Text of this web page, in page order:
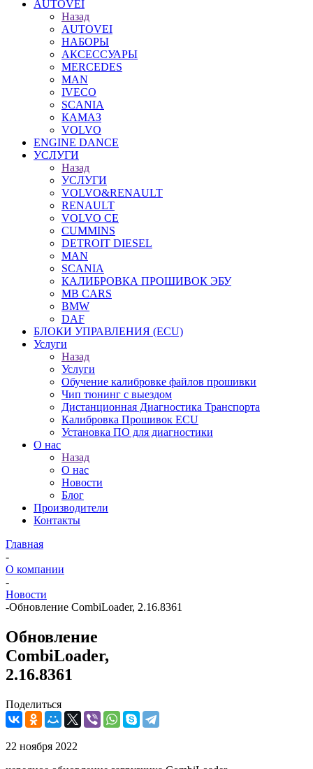
AUTOVEI
Назад
AUTOVEI
НАБОРЫ
АКСЕССУАРЫ
MERCEDES
MAN
IVECO
SCANIA
КАМАЗ
VOLVO
ENGINE DANCE
УСЛУГИ
Назад
УСЛУГИ
VOLVO&RENAULT
RENAULT
VOLVO CE
CUMMINS
DETROIT DIESEL
MAN
SCANIA
КАЛИБРОВКА ПРОШИВОК ЭБУ
MB CARS
BMW
DAF
БЛОКИ УПРАВЛЕНИЯ (ECU)
Услуги
Назад
Услуги
Обучение калибровке файлов прошивки
Чип тюнинг с выездом
Дистанционная Диагностика Транспорта
Калибровка Прошивок ECU
Установка ПО для диагностики
О нас
Назад
О нас
Новости
Блог
Производители
Контакты
Главная
-
О компании
-
Новости
-Обновление CombiLoader, 2.16.8361
Обновление
CombiLoader,
2.16.8361
Поделиться
22 ноября 2022